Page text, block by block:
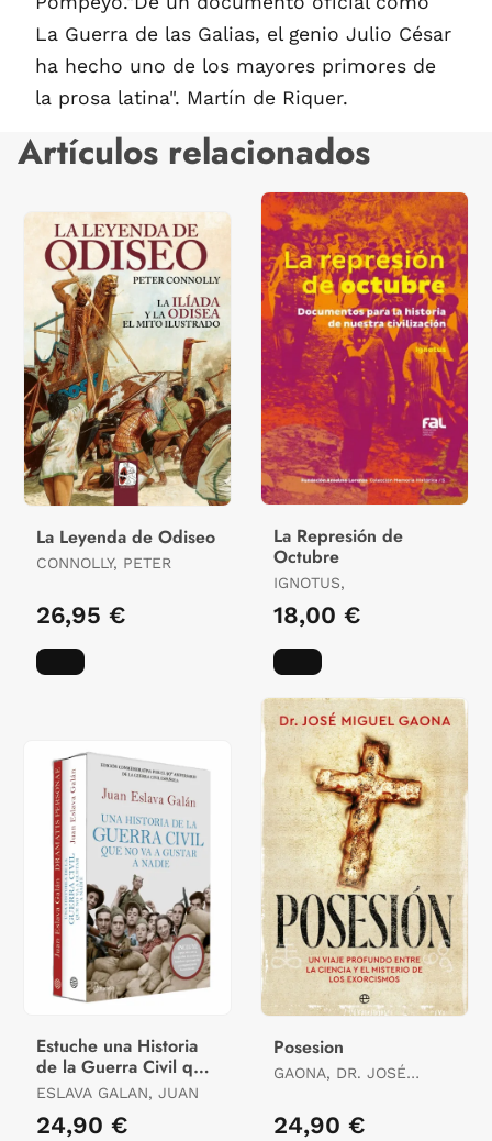
La Guerra de las Galias, el genio Julio César
ha hecho uno de los mayores primores de
la prosa latina". Martín de Riquer.
Artículos relacionados
La Leyenda de Odiseo
CONNOLLY, PETER
26,95 €
La Represión de
Octubre
IGNOTUS,
18,00 €
Estuche una Historia
de la Guerra Civil que
no Va a Gustar a
ESLAVA GALAN, JUAN
24,90 €
Posesion
GAONA, DR. JOSÉ
24,90 €